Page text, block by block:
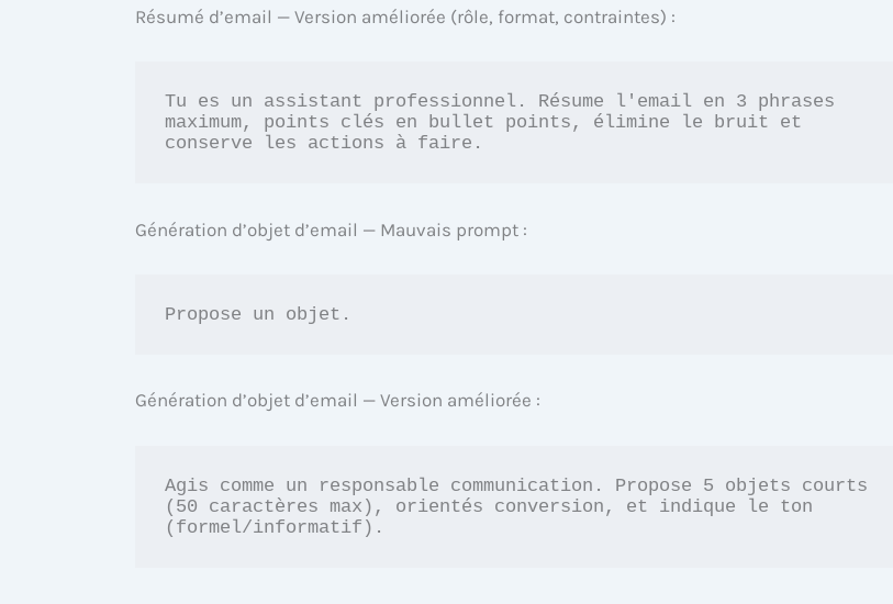
Résumé d’email — Version améliorée (rôle, format, contraintes) :
Tu es un assistant professionnel. Résume l'email en 3 phrases
maximum, points clés en bullet points, élimine le bruit et
conserve les actions à faire.
Génération d’objet d’email — Mauvais prompt :
Propose un objet.
Génération d’objet d’email — Version améliorée :
Agis comme un responsable communication. Propose 5 objets courts
(50 caractères max), orientés conversion, et indique le ton
(formel/informatif).